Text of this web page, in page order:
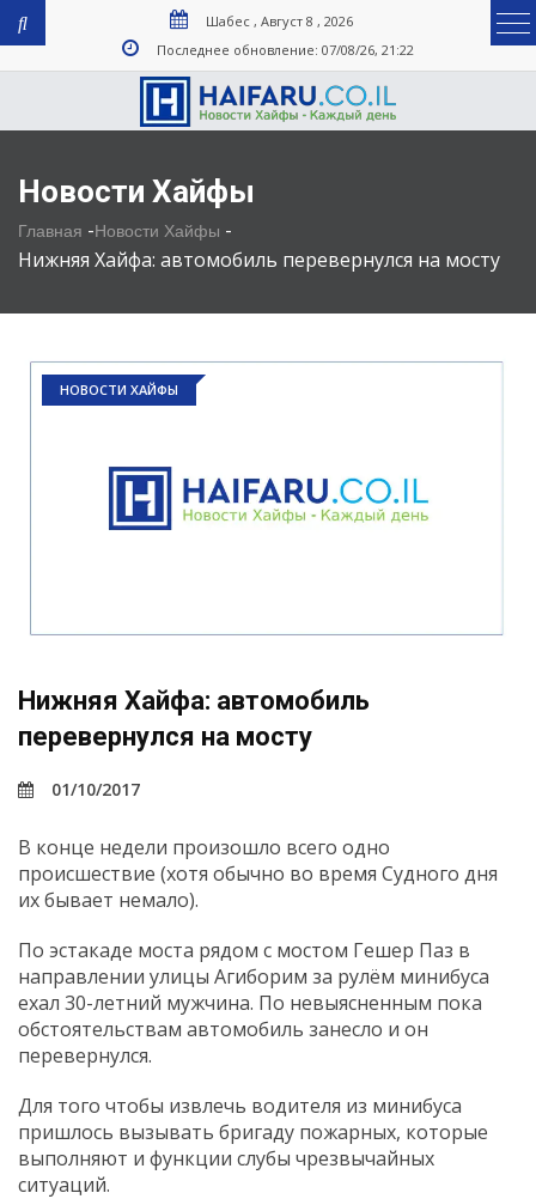
Шабес , Август 8 , 2026
Последнее обновление: 07/08/26, 21:22
Новости Хайфы
Главная -Новости Хайфы -
Нижняя Хайфа: автомобиль перевернулся на мосту
НОВОСТИ ХАЙФЫ
Нижняя Хайфа: автомобиль
перевернулся на мосту
01/10/2017
В конце недели произошло всего одно
происшествие (хотя обычно во время Судного дня
их бывает немало).
По эстакаде моста рядом с мостом Гешер Паз в
направлении улицы Агиборим за рулём минибуса
ехал 30-летний мужчина. По невыясненным пока
обстоятельствам автомобиль занесло и он
перевернулся.
Для того чтобы извлечь водителя из минибуса
пришлось вызывать бригаду пожарных, которые
выполняют и функции слубы чрезвычайных
ситуаций.